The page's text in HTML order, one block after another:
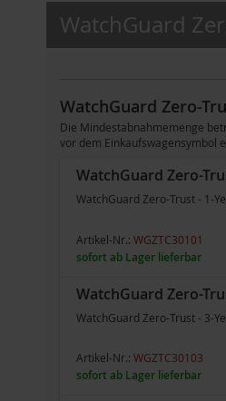
WatchGuard
WatchGuard Zero-
Die Mindestabnahmemenge
vor dem Einkaufswagensymbol
WatchGuard Zero-
WatchGuard Zero-Trust - 1-
Artikel-Nr.: WGZTC30101
sofort ab Lager lieferbar
WatchGuard Zero-
WatchGuard Zero-Trust - 3-
Artikel-Nr.: WGZTC30103
sofort ab Lager lieferbar